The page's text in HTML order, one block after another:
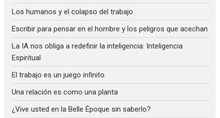
Los humanos y el colapso del trabajo
Escribir para pensar en el hombre y los peligros que acechan
La IA nos obliga a redefinir la inteligencia: Inteligencia
Espiritual
El trabajo es un juego infinito
Una relación es como una planta
¿Vive usted en la Belle Époque sin saberlo?